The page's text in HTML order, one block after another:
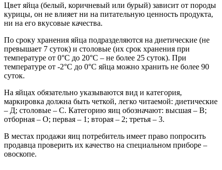
Цвет яйца (белый, коричневый или бурый) зависит от породы
курицы, он не влияет ни на питательную ценность продукта,
ни на его вкусовые качества.
По сроку хранения яйца подразделяются на диетические (не
превышает 7 суток) и столовые (их срок хранения при
температуре от 0°С до 20°С – не более 25 суток). При
температуре от -2°С до 0°С яйца можно хранить не более 90
суток.
На яйцах обязательно указываются вид и категория,
маркировка должна быть четкой, легко читаемой: диетические
– Д; столовые – С. Категорию яиц обозначают: высшая – В;
отборная – О; первая – 1; вторая – 2; третья – 3.
В местах продажи яиц потребитель имеет право попросить
продавца проверить их качество на специальном приборе –
овоскопе.